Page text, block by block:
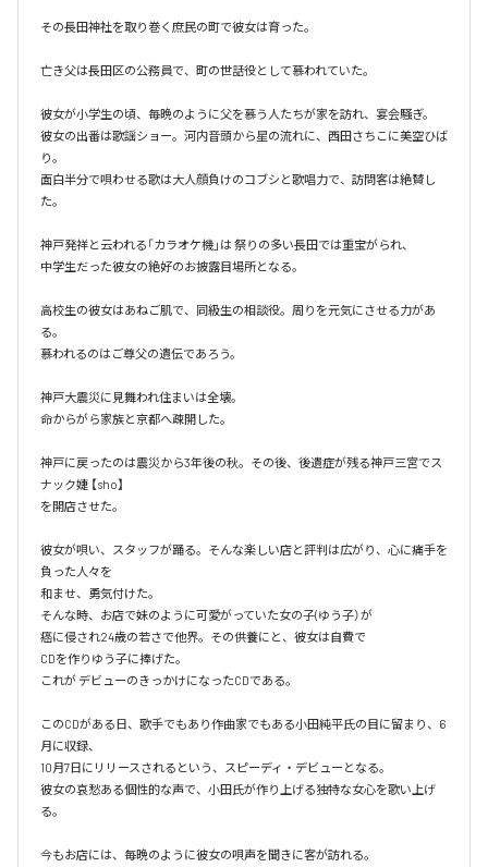
その長田神社を取り巻く庶民の町で彼女は育った。
亡き父は長田区の公務員で、町の世話役として慕われていた。
彼女が小学生の頃、毎晩のように父を慕う人たちが家を訪れ、宴会騒ぎ。
彼女の出番は歌謡ショー。河内音頭から星の流れに、西田さちこに美空ひば
り。
面白半分で唄わせる歌は大人顔負けのコブシと歌唱力で、訪問客は絶賛し
た。
神戸発祥と云われる「カラオケ機｣は 祭りの多い長田では重宝がられ、
中学生だった彼女の絶好のお披露目場所となる。
高校生の彼女はあねご肌で、同級生の相談役。周りを元気にさせる力があ
る。
慕われるのはご尊父の遺伝であろう。
神戸大震災に見舞われ住まいは全壊。
命からがら家族と京都へ疎開した。
神戸に戻ったのは震災から3年後の秋。その後、後遺症が残る神戸三宮でス
ナック婕 【sho】
を開店させた。
彼女が唄い、スタッフが踊る。そんな楽しい店と評判は広がり、心に痛手を
負った人々を
和ませ、勇気付けた。
そんな時、お店で妹のように可愛がっていた女の子(ゆう子）が
癌に侵され24歳の若さで他界。その供養にと、彼女は自費で
CDを作りゆう子に捧げた。
これが デビューのきっかけになったCDである。
このCDがある日、歌手でもあり作曲家でもある小田純平氏の目に留まり、6
月に収録、
10月7日にリリースされるという、スピーディ・デビューとなる。
彼女の哀愁ある個性的な声で、小田氏が作り上げる独特な女心を歌い上げ
る。
今もお店には、毎晩のように彼女の唄声を聞きに客が訪れる。